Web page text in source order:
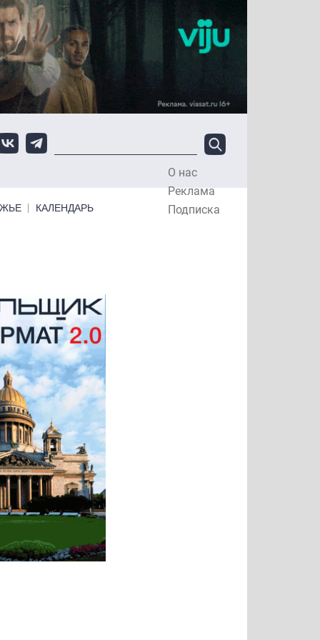
О нас
Реклама
Подписка
КАЛЕНДАРЬ